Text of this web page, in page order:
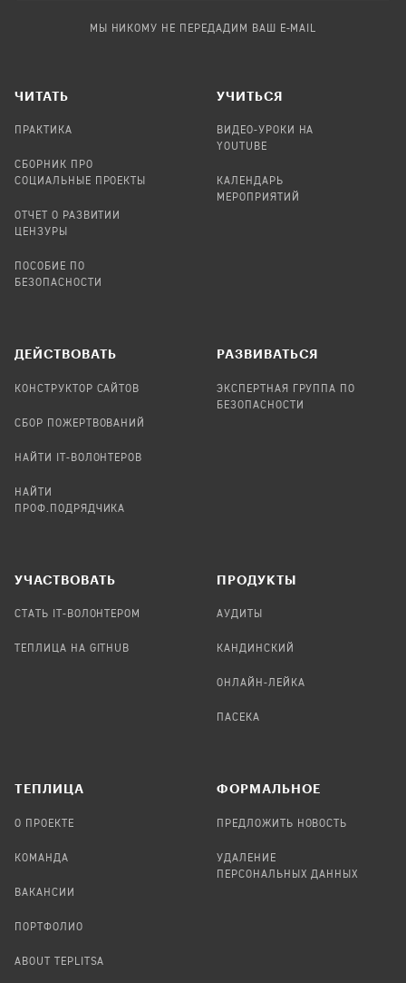
МЫ НИКОМУ НЕ ПЕРЕДАДИМ ВАШ E-MAIL
ЧИТАТЬ
ПРАКТИКА
СБОРНИК ПРО
СОЦИАЛЬНЫЕ ПРОЕКТЫ
ОТЧЕТ О РАЗВИТИИ
ЦЕНЗУРЫ
ПОСОБИЕ ПО
БЕЗОПАСНОСТИ
УЧИТЬСЯ
ВИДЕО-УРОКИ НА
YOUTUBE
КАЛЕНДАРЬ
МЕРОПРИЯТИЙ
ДЕЙСТВОВАТЬ
КОНСТРУКТОР САЙТОВ
СБОР ПОЖЕРТВОВАНИЙ
НАЙТИ IT-ВОЛОНТЕРОВ
НАЙТИ
ПРОФ.ПОДРЯДЧИКА
РАЗВИВАТЬСЯ
ЭКСПЕРТНАЯ ГРУППА ПО
БЕЗОПАСНОСТИ
УЧАСТВОВАТЬ
СТАТЬ IT-ВОЛОНТЕРОМ
ТЕПЛИЦА НА GITHUB
ПРОДУКТЫ
АУДИТЫ
КАНДИНСКИЙ
ОНЛАЙН-ЛЕЙКА
ПАСЕКА
TЕПЛИЦА
О ПРОЕКТЕ
КОМАНДА
ВАКАНСИИ
ПОРТФОЛИО
ABOUT TEPLITSA
ФОРМАЛЬНОЕ
ПРЕДЛОЖИТЬ НОВОСТЬ
УДАЛЕНИЕ
ПЕРСОНАЛЬНЫХ ДАННЫХ